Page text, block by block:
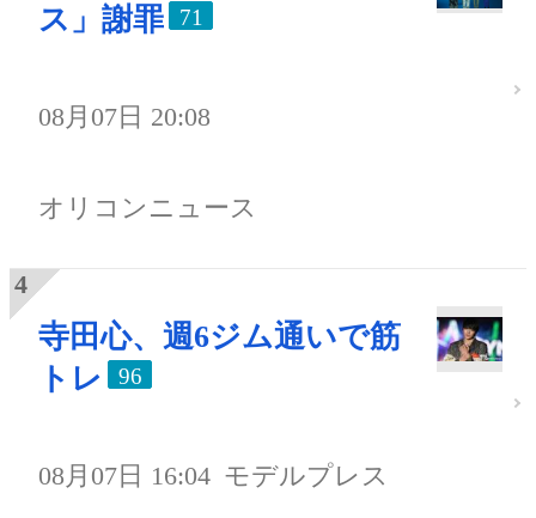
ス」謝罪
71
08月07日 20:08
オリコンニュース
寺田心、週6ジム通いで筋
トレ
96
08月07日 16:04 モデルプレス